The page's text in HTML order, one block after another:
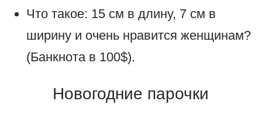
Что такое: 15 см в длину, 7 см в
ширину и очень нравится женщинам?
(Банкнота в 100$).
Новогодние парочки